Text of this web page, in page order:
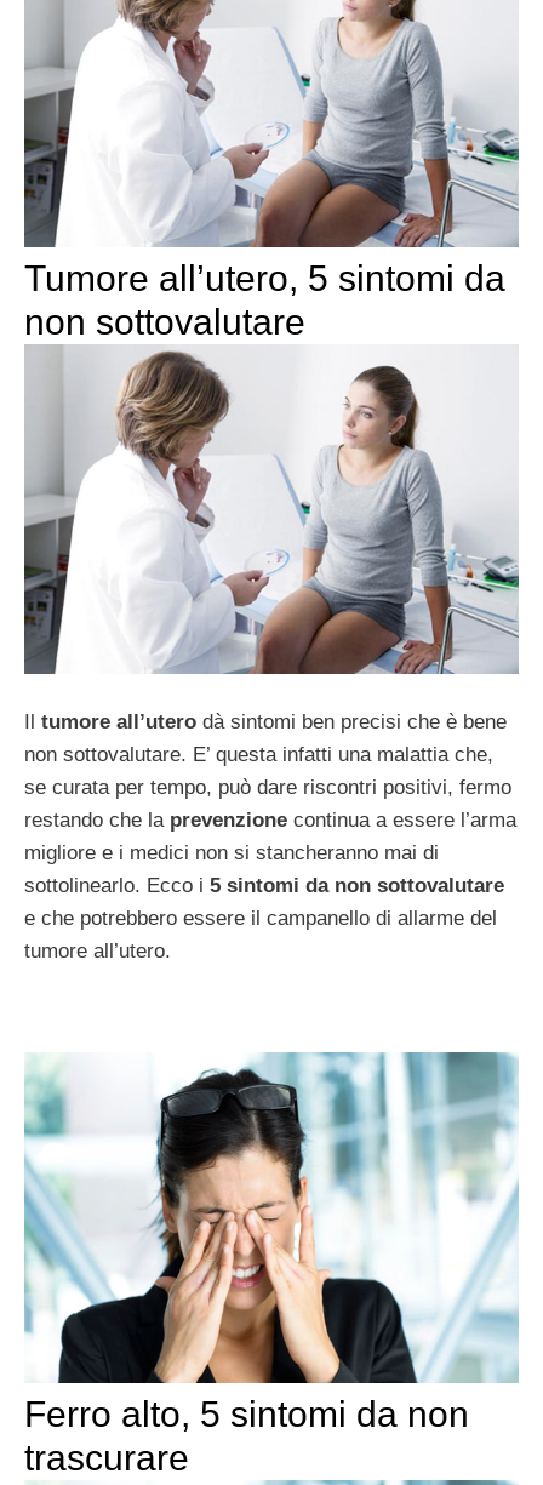
Tumore all’utero, 5 sintomi da
non sottovalutare
Il tumore all’utero dà sintomi ben precisi che è bene
non sottovalutare. E’ questa infatti una malattia che,
se curata per tempo, può dare riscontri positivi, fermo
restando che la prevenzione continua a essere l’arma
migliore e i medici non si stancheranno mai di
sottolinearlo. Ecco i 5 sintomi da non sottovalutare
e che potrebbero essere il campanello di allarme del
tumore all’utero.
Ferro alto, 5 sintomi da non
trascurare